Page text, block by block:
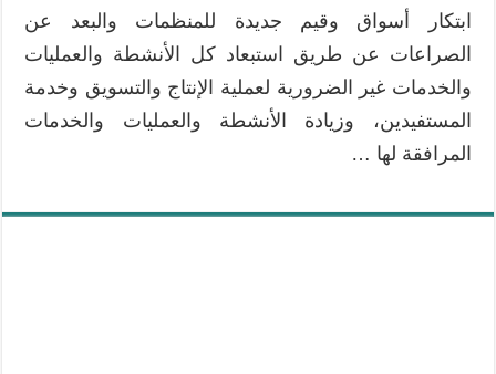
ابتكار أسواق وقيم جديدة للمنظمات والبعد عن
الصراعات عن طريق استبعاد كل الأنشطة والعمليات
والخدمات غير الضرورية لعملية الإنتاج والتسويق وخدمة
المستفيدين، وزيادة الأنشطة والعمليات والخدمات
المرافقة لها …